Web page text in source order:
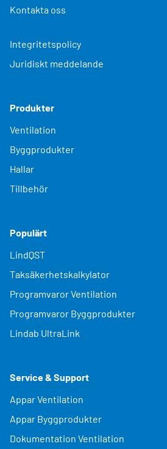
Kontakta oss
Integritetspolicy
Juridiskt meddelande
Produkter
Ventilation
Byggprodukter
Hallar
Tillbehör
Populärt
LindQST
Taksäkerhetskalkylator
Programvaror Ventilation
Programvaror Byggprodukter
Lindab UltraLink
Service & Support
Appar Ventilation
Appar Byggprodukter
Dokumentation Ventilation